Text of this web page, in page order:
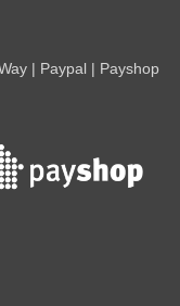
| Paypal | Payshop